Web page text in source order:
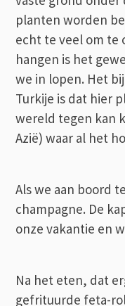
planten worden
echt te veel om te
hangen is het
we in lopen. Het
Turkije is dat hier
wereld tegen kan
Azië) waar al het
Als we aan boord
champagne. De
onze vakantie en
Na het eten, dat
gefrituurde feta-